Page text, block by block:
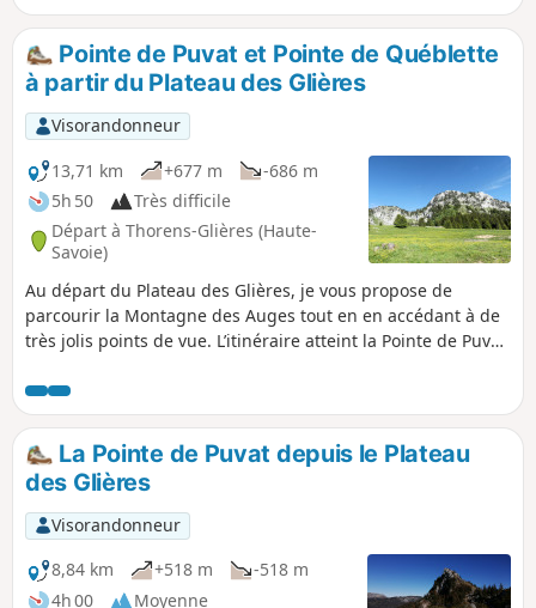
une courte boucle par la Montagne des Frêtes
jusqu'au vallon de Champ Laitier, que vous allez
redescendre pour revenir à votre point de
départ.
Pointe de Puvat et Pointe de Québlette
à partir du Plateau des Glières
Visorandonneur
13,71 km
+677 m
-686 m
5h 50
Très difficile
Départ à Thorens-Glières (Haute-
Savoie)
Au départ du Plateau des Glières, je vous propose de
parcourir la Montagne des Auges tout en en accédant à de
très jolis points de vue. L’itinéraire atteint la Pointe de Puvat,
belle ligne de crêtes vers la Pointe de la Québlette.
Attention, l'évolution se réalise sur quelques secteurs
exposés requérant un minimum de vigilance : à lire ci-
dessous la rubrique Informations pratiques.
La Pointe de Puvat depuis le Plateau
des Glières
Visorandonneur
8,84 km
+518 m
-518 m
4h 00
Moyenne